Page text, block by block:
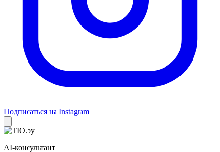
Подписаться на Instagram
AI-консультант